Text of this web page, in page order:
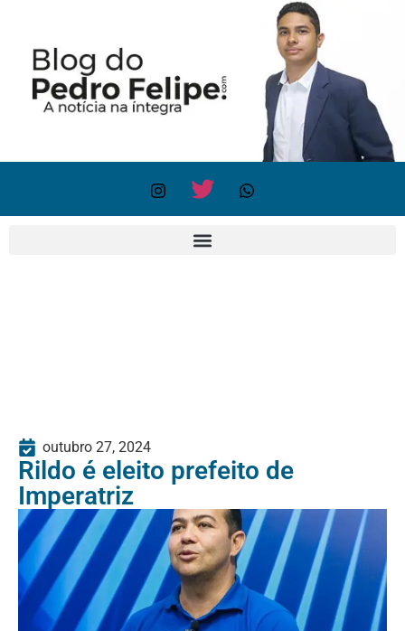
outubro 27, 2024
Rildo é eleito prefeito de
Imperatriz